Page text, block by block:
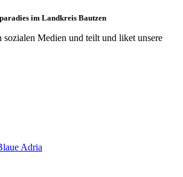
im Landkreis Bautzen
sozialen Medien und teilt und liket unsere
Adria